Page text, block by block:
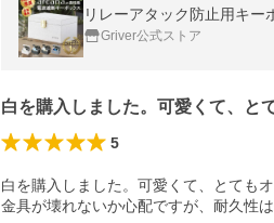
リレーアタック防止用キ
Griver公式ストア
白を購入しました。可愛くて、と
5
白を購入しました。可愛くて、とてもオ
金具が壊れないか心配ですが、耐久性